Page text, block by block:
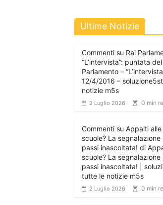
Ultime Notizie
Commenti su Rai
“L’intervista”: puntata
Parlamento –
12/4/2016 –
notizie m5s
2 Luglio 2026 0 min
Commenti su Appalti
scuole? La
passi inascoltata! di
scuole? La
passi inascoltata! |
tutte le notizie m5s
2 Luglio 2026 0 min